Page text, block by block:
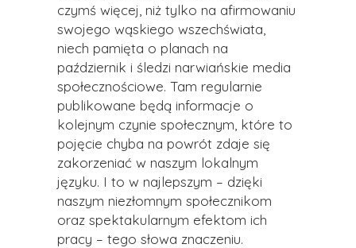
czymś więcej, niż tylko na afirmowaniu
swojego wąskiego wszechświata,
niech pamięta o planach na
październik i śledzi narwiańskie media
społecznościowe. Tam regularnie
publikowane będą informacje o
kolejnym czynie społecznym, które to
pojęcie chyba na powrót zdaje się
zakorzeniać w naszym lokalnym
języku. I to w najlepszym – dzięki
naszym niezłomnym społecznikom
oraz spektakularnym efektom ich
pracy – tego słowa znaczeniu.